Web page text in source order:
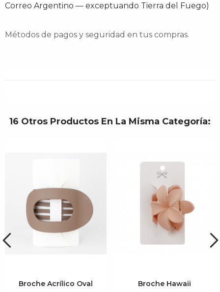
Correo Argentino — exceptuando Tierra del Fuego)
Métodos de pagos y seguridad en tus compras.
16 Otros Productos En La Misma Categoría:
Broche Acrílico Oval Broche Hawaii